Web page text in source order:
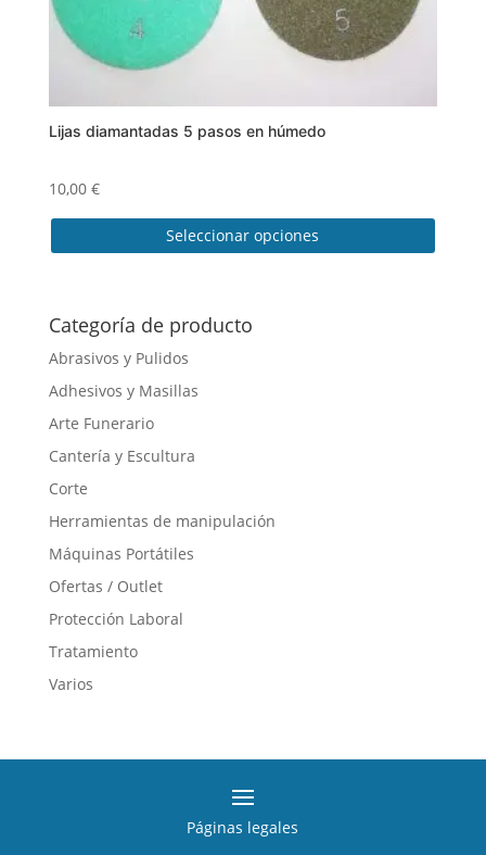
de
producto
Lijas diamantadas 5 pasos en húmedo
10,00 €
Seleccionar opciones
tiene
múltiples
variantes.
Las
opciones
pueden
elegir
en
página
de
producto
Categoría de producto
Abrasivos y Pulidos
Adhesivos y Masillas
Arte Funerario
Cantería y Escultura
Corte
Herramientas de manipulación
Máquinas Portátiles
Ofertas / Outlet
Protección Laboral
Tratamiento
Varios
Páginas legales